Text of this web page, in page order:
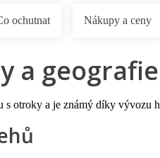
ochutnat Nákupy a ceny
a
s otroky a je známý díky vývozu